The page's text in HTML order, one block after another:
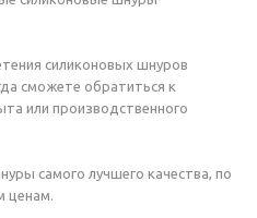
силиконовых шнуров
сможете обратиться к
или производственного
самого лучшего качества, по
ценам.